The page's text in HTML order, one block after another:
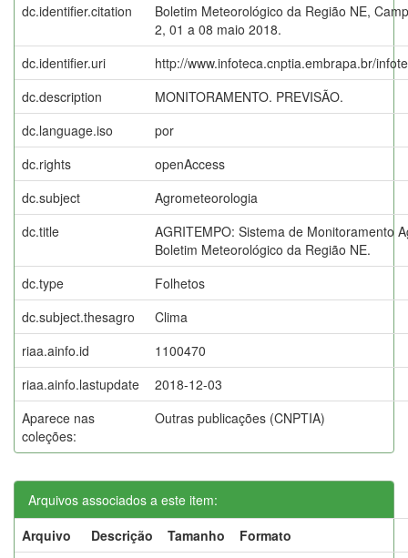
dc.identifier.citation
Boletim Meteorológico da Região NE,
2, 01 a 08 maio 2018.
dc.identifier.uri
http://www.infoteca.cnptia.embrapa.br/
dc.description
MONITORAMENTO. PREVISÃO.
dc.language.iso
por
dc.rights
openAccess
dc.subject
Agrometeorologia
dc.title
AGRITEMPO: Sistema de Monitoramento
Boletim Meteorológico da Região NE.
dc.type
Folhetos
dc.subject.thesagro
Clima
riaa.ainfo.id
1100470
riaa.ainfo.lastupdate
2018-12-03
Aparece nas
coleções:
Outras publicações (CNPTIA)
Arquivos associados a este item:
Arquivo
Descrição Tamanho
Formato